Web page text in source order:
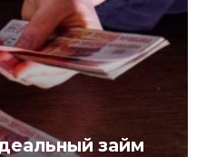
займ